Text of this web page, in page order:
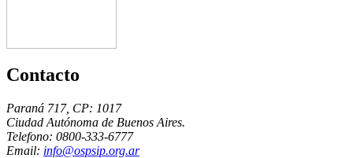
Contacto
Paraná 717, CP: 1017
Ciudad Autónoma de Buenos Aires.
Telefono: 0800-333-6777
Email: info@ospsip.org.ar